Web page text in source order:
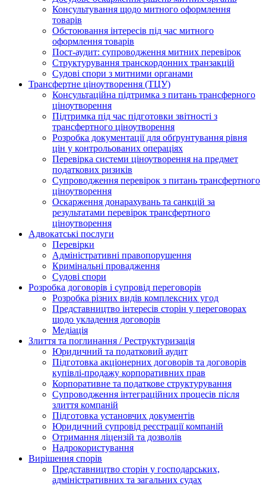
Консультування щодо митного оформлення
товарів
Обстоювання інтересів під час митного
оформлення товарів
Пост-аудит: супроводження митних перевірок
Структурування транскордонних транзакцій
Судові спори з митними органами
Трансфертне ціноутворення (ТЦУ)
Консультаційна підтримка з питань трансферного
ціноутворення
Підтримка під час підготовки звітності з
трансфертного ціноутворення
Розробка документації для обґрунтування рівня
цін у контрольованих операціях
Перевірка системи ціноутворення на предмет
податкових ризиків
Супроводження перевірок з питань трансфертного
ціноутворення
Оскарження донарахувань та санкцій за
результатами перевірок трансфертного
ціноутворення
Адвокатські послуги
Перевірки
Адміністративні правопорушення
Кримінальні провадження
Судові спори
Розробка договорів і супровід переговорів
Розробка різних видів комплексних угод
Представництво інтересів сторін у переговорах
щодо укладення договорів
Медіація
Злиття та поглинання / Реструктуризація
Юридичний та податковий аудит
Підготовка акціонерних договорів та договорів
купівлі-продажу корпоративних прав
Корпоративне та податкове структурування
Супроводження інтеграційних процесів після
злиття компаній
Підготовка установчих документів
Юридичний супровід реєстрації компаній
Отримання ліцензій та дозволів
Надрокористування
Вирішення спорів
Представництво сторін у господарських,
адміністративних та загальних судах